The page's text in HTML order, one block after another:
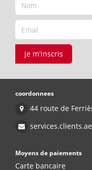
je m'inscris
coordonnees
44 route de
Moyens de paiements
Carte bancaire